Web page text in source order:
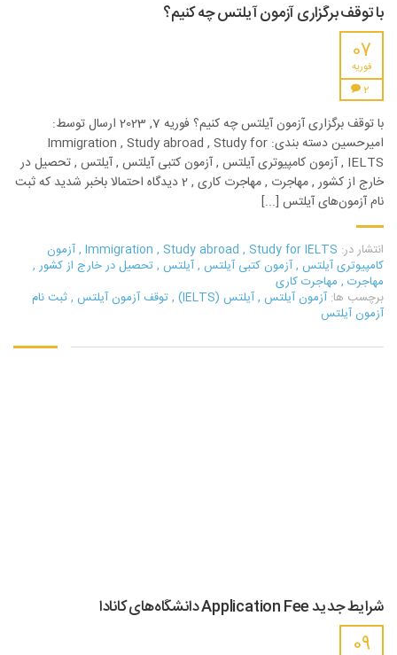
با توقف برگزاری آزمون آیلتس چه کنیم؟
07
فوریه
2
با توقف برگزاری آزمون آیلتس چه کنیم؟ فوریه 7, 2023 ارسال توسط:
امیرحسین دسته بندی: Immigration , Study abroad , Study for
IELTS , آزمون کامپیوتری آیلتس , آزمون کتبی آیلتس , آیلتس , تحصیل در
خارج از کشور , مهاجرت , مهاجرت کاری , 2 دیدگاه احتمالا باخبر شدید که ثبت
نام آزمون‌های آیلتس [...]
انتشار در: Immigration , Study abroad , Study for IELTS
,آزمون
کامپیوتری آیلتس ,آزمون کتبی آیلتس ,آیلتس , تحصیل در خارج از کشور ,
مهاجرت , مهاجرت کاری
برچسب ها: آزمون آیلتس ,آیلتس (IELTS) , توقف آزمون آیلتس ,ثبت نام
آزمون آیلتس
شرایط جدید Application Fee دانشگاه‌های کانادا
09